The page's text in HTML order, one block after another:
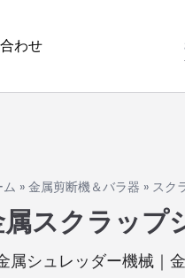
わせ
» 金属剪断機＆バラ器 » スク
スクラップ
属シュレッダー機械｜